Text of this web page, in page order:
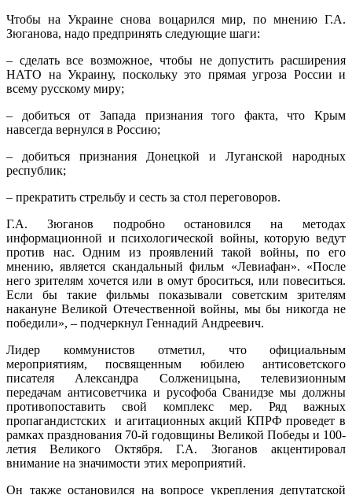
Чтобы на Украине снова воцарился мир, по мнению Г.А.
Зюганова, надо предпринять следующие шаги:
– сделать все возможное, чтобы не допустить расширения
НАТО на Украину, поскольку это прямая угроза России и
всему русскому миру;
– добиться от Запада признания того факта, что Крым
навсегда вернулся в Россию;
– добиться признания Донецкой и Луганской народных
республик;
– прекратить стрельбу и сесть за стол переговоров.
Г.А. Зюганов подробно остановился на методах
информационной и психологической войны, которую ведут
против нас. Одним из проявлений такой войны, по его
мнению, является скандальный фильм «Левиафан». «После
него зрителям хочется или в омут броситься, или повеситься.
Если бы такие фильмы показывали советским зрителям
накануне Великой Отечественной войны, мы бы никогда не
победили», – подчеркнул Геннадий Андреевич.
Лидер коммунистов отметил, что официальным
мероприятиям, посвященным юбилею антисоветского
писателя Александра Солженицына, телевизионным
передачам антисоветчика и русофоба Сванидзе мы должны
противопоставить свой комплекс мер. Ряд важных
пропагандистских и агитационных акций КПРФ проведет в
рамках празднования 70-й годовщины Великой Победы и 100-
летия Великого Октября. Г.А. Зюганов акцентировал
внимание на значимости этих мероприятий.
Он также остановился на вопросе укрепления депутатской